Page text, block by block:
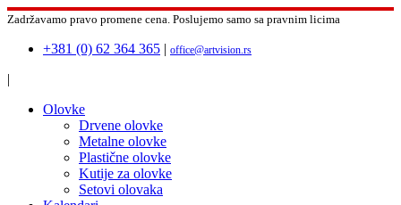
Zadržavamo pravo promene cena. Poslujemo samo sa pravnim licima
+381 (0) 62 364 365 | office@artvision.rs
|
Olovke
Drvene olovke
Metalne olovke
Plastične olovke
Kutije za olovke
Setovi olovaka